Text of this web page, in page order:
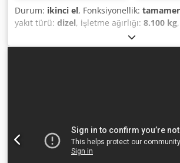
Durum: ikinci el, Fonksiyonellik:
yakıt türü: dizel, işletme ağırlığı: 8.100 kg
, Donanım:
tandem silindir Üretim yılı: 1983 1.600
Kenar kesici Deutz motor Djdpfszaqhwox